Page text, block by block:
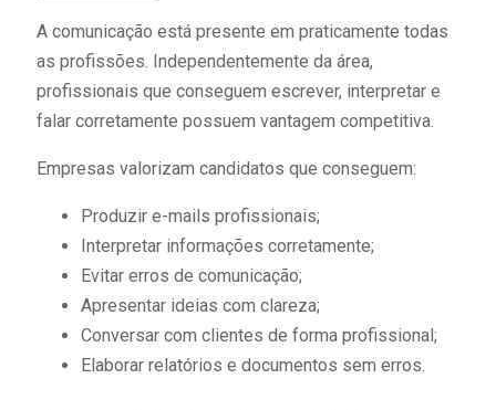
A comunicação está presente em praticamente todas
as profissões. Independentemente da área,
profissionais que conseguem escrever, interpretar e
falar corretamente possuem vantagem competitiva.
Empresas valorizam candidatos que conseguem:
Produzir e-mails profissionais;
Interpretar informações corretamente;
Evitar erros de comunicação;
Apresentar ideias com clareza;
Conversar com clientes de forma profissional;
Elaborar relatórios e documentos sem erros.